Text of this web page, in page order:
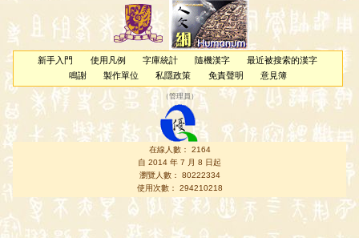
新手入門 使用凡例 字庫統計 隨機漢字
最近被搜索的漢字
鳴謝
製作單位 私隱政策 免責聲明 意見簿
（管理員 ）
在線人數： 2164
自 2014 年 7 月 8 日起
瀏覽人數： 80222334
使用次數： 294210218